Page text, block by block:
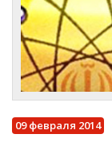
09 февраля 2014